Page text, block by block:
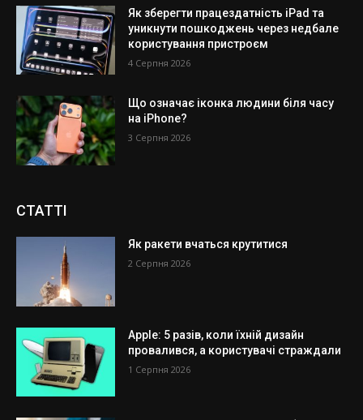
Як зберегти працездатність iPad та
уникнути пошкоджень через недбале
користування пристроєм
4 Серпня 2026
Що означає іконка людини біля часу
на iPhone?
3 Серпня 2026
СТАТТІ
Як ракети вчаться крутитися
2 Серпня 2026
Apple: 5 разів, коли їхній дизайн
провалився, а користувачі страждали
1 Серпня 2026